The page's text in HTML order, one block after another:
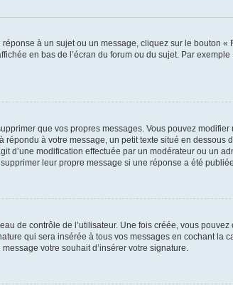
à un sujet ou un message, cliquez sur le bouton «
en bas de l’écran du forum ou du sujet. Par
que vos propres messages. Vous pouvez
à votre message, un petit texte situé en dessous
d’une modification effectuée par un modérateur ou un
leur propre message si une réponse a été publiée.
de contrôle de l’utilisateur. Une fois créée, vous
qui sera insérée à tous vos messages en cochant la
votre souhait d’insérer votre signature.